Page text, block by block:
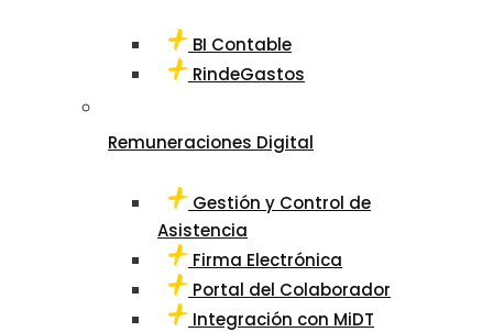
BI Contable
RindeGastos
Remuneraciones Digital
Gestión y Control de
Asistencia
Firma Electrónica
Portal del Colaborador
Integración con MiDT